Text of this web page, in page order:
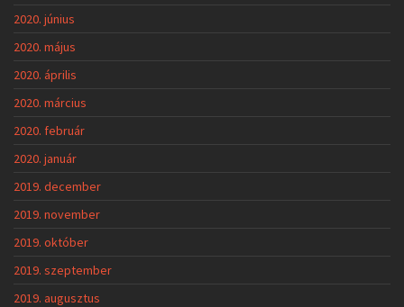
2020. június
2020. május
2020. április
2020. március
2020. február
2020. január
2019. december
2019. november
2019. október
2019. szeptember
2019. augusztus